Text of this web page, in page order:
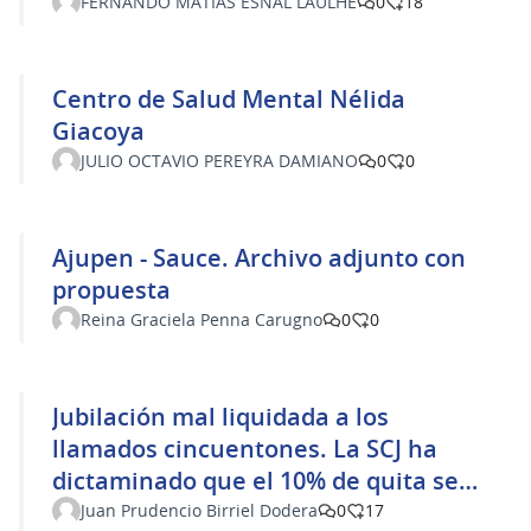
Centro de Salud Mental Nélida
Giacoya
JULIO OCTAVIO PEREYRA DAMIANO 0 0
Ajupen - Sauce. Archivo adjunto con
propuesta
Reina Graciela Penna Carugno 0 0
Jubilación mal liquidada a los
llamados cincuentones. La SCJ ha
dictaminado que el 10% de quita se
debía hacer antes de llevarla al tope
Juan Prudencio Birriel Dodera 0 17